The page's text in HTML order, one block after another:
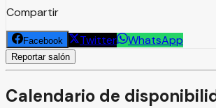
Compartir
Facebook Twitter WhatsApp
Reportar salón
Calendario de